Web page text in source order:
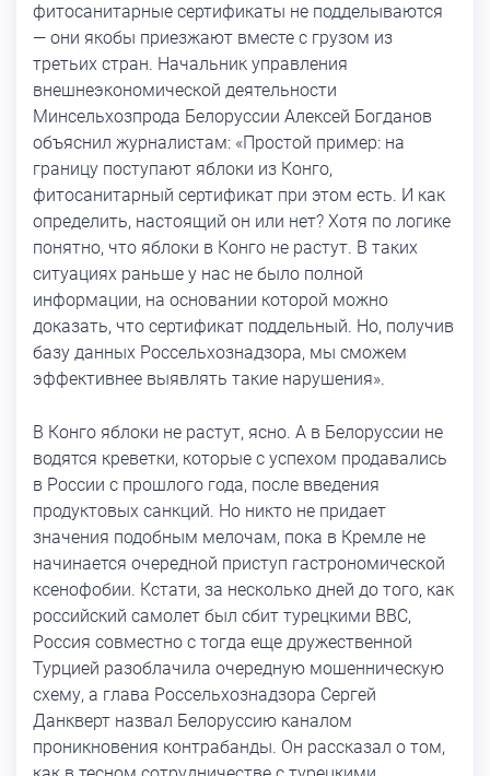
фитосанитарные сертификаты не подделываются
— они якобы приезжают вместе с грузом из
третьих стран. Начальник управления
внешнеэкономической деятельности
Минсельхозпрода Белоруссии Алексей Богданов
объяснил журналистам: «Простой пример: на
границу поступают яблоки из Конго,
фитосанитарный сертификат при этом есть. И как
определить, настоящий он или нет? Хотя по логике
понятно, что яблоки в Конго не растут. В таких
ситуациях раньше у нас не было полной
информации, на основании которой можно
доказать, что сертификат поддельный. Но, получив
базу данных Россельхознадзора, мы сможем
эффективнее выявлять такие нарушения».
В Конго яблоки не растут, ясно. А в Белоруссии не
водятся креветки, которые с успехом продавались
в России с прошлого года, после введения
продуктовых санкций. Но никто не придает
значения подобным мелочам, пока в Кремле не
начинается очередной приступ гастрономической
ксенофобии. Кстати, за несколько дней до того, как
российский самолет был сбит турецкими ВВС,
Россия совместно с тогда еще дружественной
Турцией разоблачила очередную мошенническую
схему, а глава Россельхознадзора Сергей
Данкверт назвал Белоруссию каналом
проникновения контрабанды. Он рассказал о том,